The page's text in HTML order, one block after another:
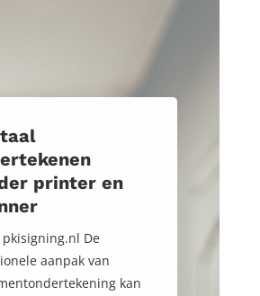
printer en
pkisigning.nl De
aanpak van
kan